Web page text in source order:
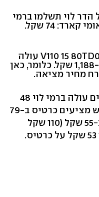
לוי תשלמו ברמי
לוי 56 שקל במקום 90 שקל. בלאומי קארד: 74 שקל.
מחשב נייד לפטופ לנובו V110 15 80TD003VIV עולה
ברמי לוי 1,080 שקל ובזאפ 1,188-995 שקל. כלומר, כאן
מחיר מציאה.
כרטיס כניסה לימית פארק המים עולה ברמי לוי 48
שקל במקום 110 שקל. בקופונופש מציעים כרטיס ב-79
שקל. ישראכרט מוכרת כרטיס ב-55 שקל (110 שקל
ל-1+1). חברי מועדון חבר ישלמו 53 שקל על כרטיס.